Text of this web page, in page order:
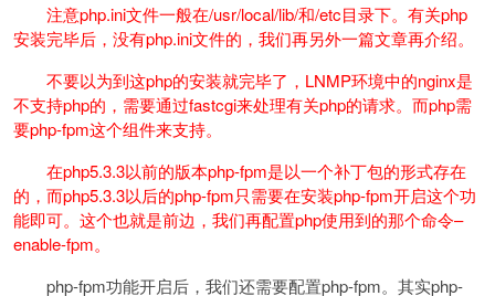
注意php.ini文件一般在/usr/local/lib/和/etc目录下。有关php
安装完毕后，没有php.ini文件的，我们再另外一篇文章再介绍。
不要以为到这php的安装就完毕了，LNMP环境中的nginx是
不支持php的，需要通过fastcgi来处理有关php的请求。而php需
要php-fpm这个组件来支持。
在php5.3.3以前的版本php-fpm是以一个补丁包的形式存在
的，而php5.3.3以后的php-fpm只需要在安装php-fpm开启这个功
能即可。这个也就是前边，我们再配置php使用到的那个命令–
enable-fpm。
php-fpm功能开启后，我们还需要配置php-fpm。其实php-